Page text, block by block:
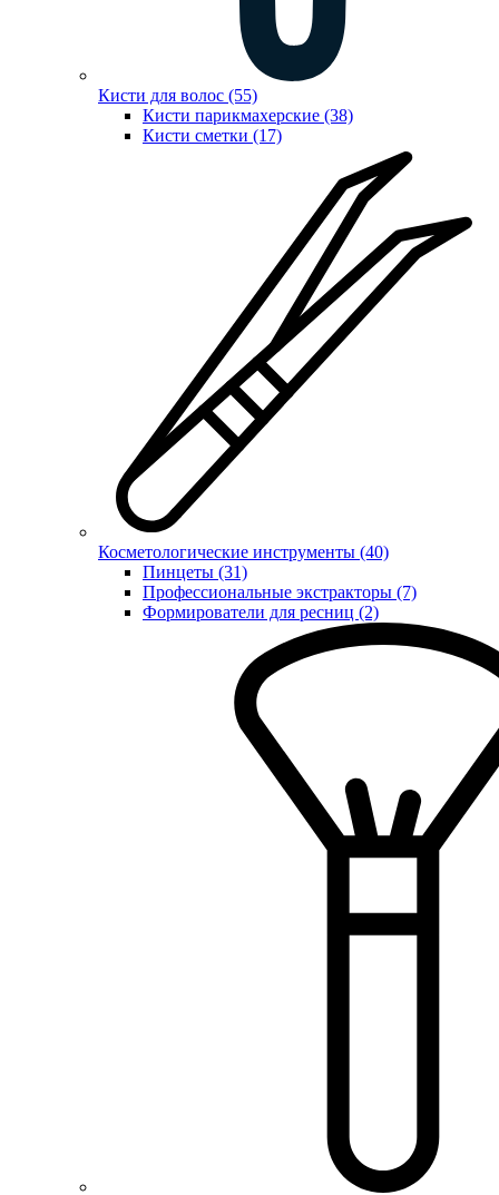
Кисти для волос (55)
Кисти парикмахерские (38)
Кисти сметки (17)
Косметологические инструменты (40)
Пинцеты (31)
Профессиональные экстракторы (7)
Формирователи для ресниц (2)